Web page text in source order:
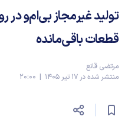
تولید غیرمجاز بی‌ام‌و در
قطعات باقی‌مانده
مرتضی قانع
منتشر شده در 17 تیر 1405 | 20:00